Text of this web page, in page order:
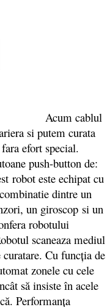
Acum cablul
si putem curata
efort special.
push-button de:
robot este echipat cu
dintre un
un giroscop si un
robotului
scaneaza mediul
Cu funcţia de
zonele cu cele
să insiste în acele
Performanţa